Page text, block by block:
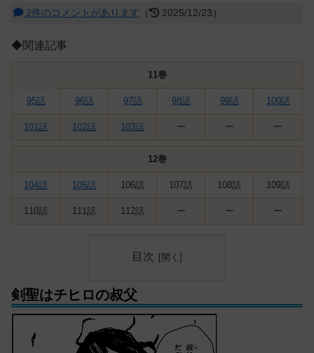
2件のコメントがあります （ 2025/12/23）
◆関連記事
11巻
95話 96話 97話 98話 99話 100話
101話 102話 103話 ー ー ー
12巻
104話 105話 106話 107話 108話 109話
110話 111話 112話 ー ー ー
目次
剣聖はチヒロの叔父